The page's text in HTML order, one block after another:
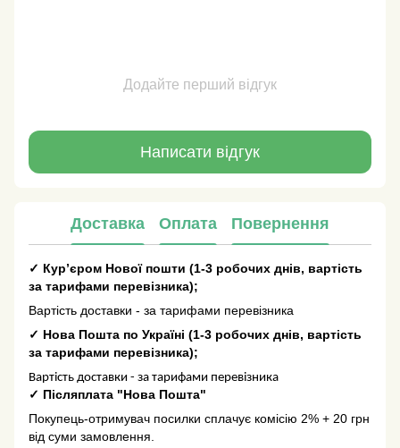
Додайте перший відгук
Написати відгук
Доставка Оплата Повернення
✓ Кур’єром Нової пошти (1-3 робочих днів, вартість
за тарифами перевізника);
Вартість доставки - за тарифами перевізника
✓ Нова Пошта по Україні (1-3 робочих днів, вартість
за тарифами перевізника);
Вартість доставки - за тарифами перевізника
✓ Післяплата "Нова Пошта"
Покупець-отримувач посилки сплачує комісію 2% + 20 грн
від суми замовлення.